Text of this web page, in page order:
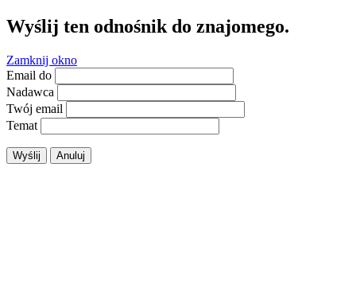
Wyślij ten odnośnik do znajomego.
Zamknij okno
Email do
Nadawca
Twój email
Temat
Wyślij Anuluj